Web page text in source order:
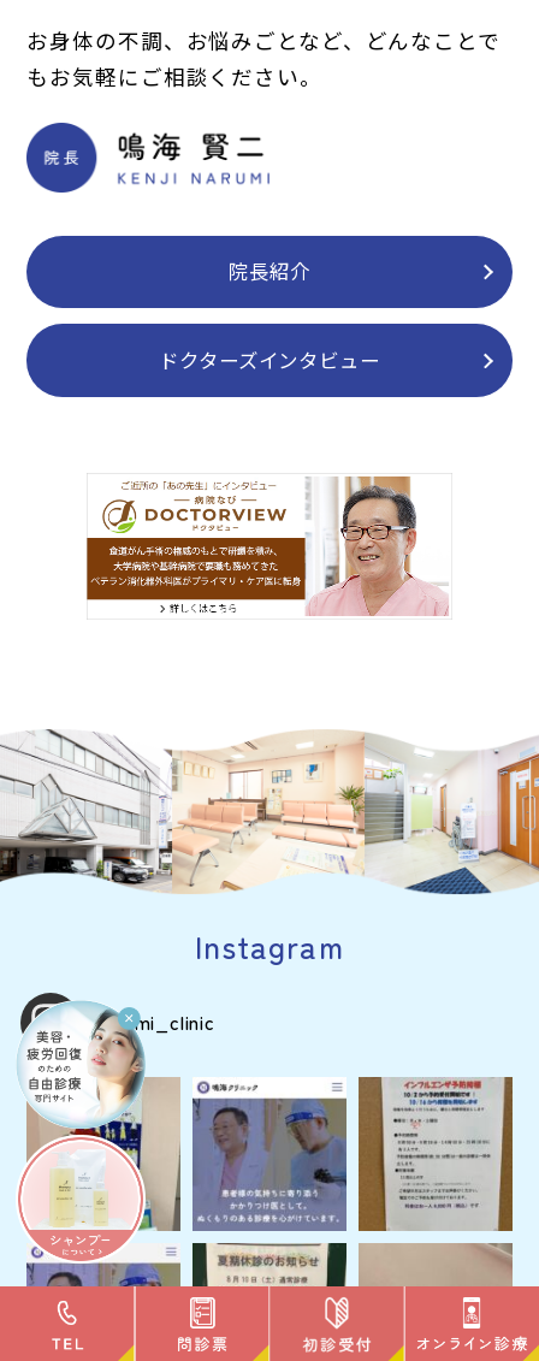
お身体の不調、お悩みごとなど、どんなことで
もお気軽にご相談ください。
院長紹介
ドクターズインタビュー
Instagram
narumi_clinic